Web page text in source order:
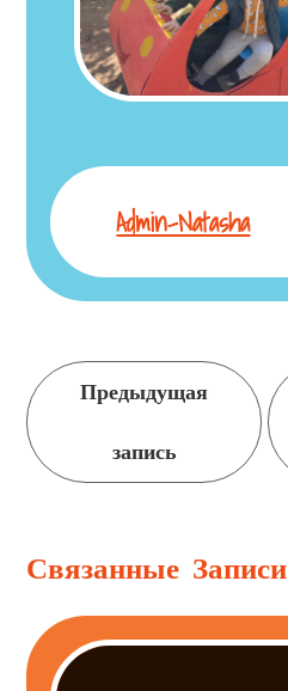
Admin-Natasha
Продолжить
чтение
Предыдущая
запись
Связанные Записи